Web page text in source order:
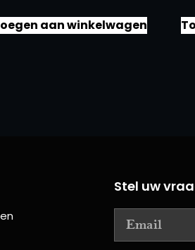
aan winkelwagen
Stel uw